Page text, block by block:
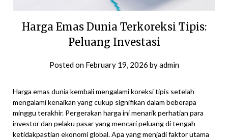
Harga Emas Dunia Terkoreksi Tipis:
Peluang Investasi
Posted on February 19, 2026 byadmin
Harga emas dunia kembali mengalami koreksi tipis setelah
mengalami kenaikan yang cukup signifikan dalam beberapa
minggu terakhir. Pergerakan harga ini menarik perhatian para
investor dan pelaku pasar yang mencari peluang di tengah
ketidakpastian ekonomi global. Apa yang menjadi faktor utama